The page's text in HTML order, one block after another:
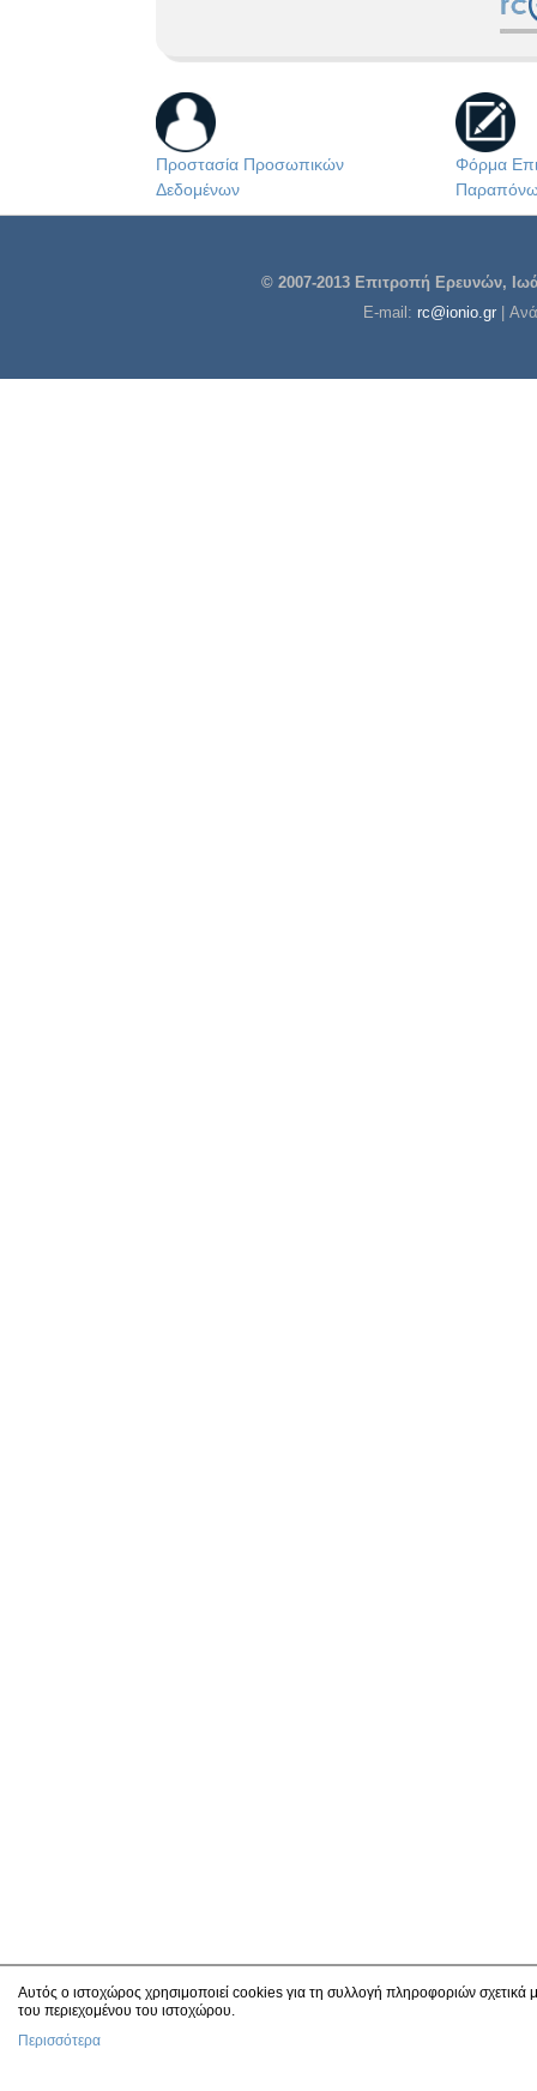
Προστασία Προσωπικών
Δεδομένων
Φόρμα
© 2007-2013 Επιτροπή Ερευνών,
E-mail: rc@ionio.gr|
Αυτός ο ιστοχώρος χρησιμοποιεί cookies για τη συλλογή πληροφοριών
του περιεχομένου του ιστοχώρου.
Περισσότερα